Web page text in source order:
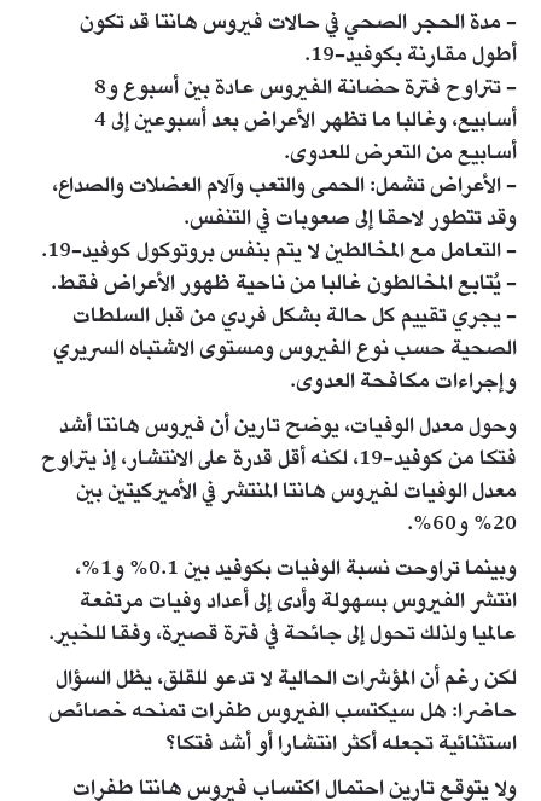
- مدة الحجر الصحي في حالات فيروس هانتا قد تكون
أطول مقارنة بكوفيد-19.
- تتراوح فترة حضانة الفيروس عادة بين أسبوع و8
أسابيع، وغالبا ما تظهر الأعراض بعد أسبوعين إلى 4
أسابيع من التعرض للعدوى.
- الأعراض تشمل: الحمى والتعب وآلام العضلات والصداع،
وقد تتطور لاحقا إلى صعوبات في التنفس.
- التعامل مع المخالطين لا يتم بنفس بروتوكول كوفيد-19.
- يُتابع المخالطون غالبا من ناحية ظهور الأعراض فقط.
- يجري تقييم كل حالة بشكل فردي من قبل السلطات
الصحية حسب نوع الفيروس ومستوى الاشتباه السريري
وإجراءات مكافحة العدوى.
وحول معدل الوفيات، يوضح تارين أن فيروس هانتا أشد
فتكا من كوفيد-19، لكنه أقل قدرة على الانتشار، إذ يتراوح
معدل الوفيات لفيروس هانتا المنتشر في الأميركيتين بين
20% و60%.
وبينما تراوحت نسبة الوفيات بكوفيد بين 0.1% و1%،
انتشر الفيروس بسهولة وأدى إلى أعداد وفيات مرتفعة
عالميا ولذلك تحول إلى جائحة في فترة قصيرة، وفقا للخبير.
لكن رغم أن المؤشرات الحالية لا تدعو للقلق، يظل السؤال
حاضرا: هل سيكتسب الفيروس طفرات تمنحه خصائص
استثنائية تجعله أكثر انتشارا أو أشد فتكا؟
ولا يتوقع تارين احتمال اكتساب فيروس هانتا طفرات